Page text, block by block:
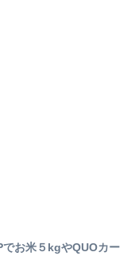
でお米５kgやQUOカー